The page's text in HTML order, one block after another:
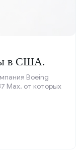
в США.
Boeing
Max, от которых